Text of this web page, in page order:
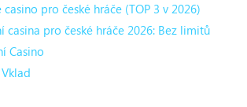
pro české hráče (TOP 3 v 2026)
casina pro české hráče 2026: Bez limitů
Casino